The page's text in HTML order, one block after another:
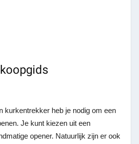
kurkentrekker heb je nodig om een
Je kunt kiezen uit een
opener. Natuurlijk zijn er ook